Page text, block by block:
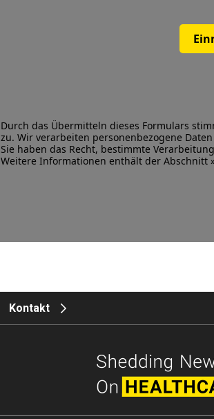
Durch das Übermitteln dieses Formulars
zu. Wir verarbeiten personenbezogene
Sie haben das Recht, bestimmte
Weitere Informationen enthält der Abschnitt
Kontakt